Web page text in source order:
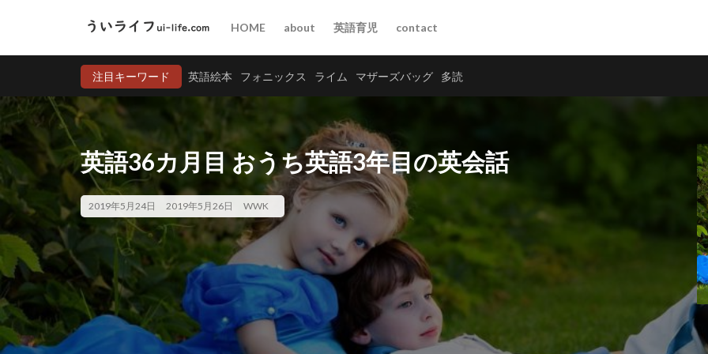
HOME about 英語育児 contact
注目キーワード 英語絵本 フォニックス ライム マザーズバッグ 多読
英語36カ月目 おうち英語3年目の英会話
2019年5月24日 2019年5月26日 WWK